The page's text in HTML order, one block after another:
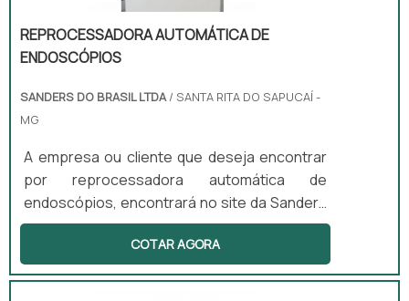
REPROCESSADORA AUTOMÁTICA DE
ENDOSCÓPIOS
SANDERS DO BRASIL LTDA/ SANTA RITA DO SAPUCAÍ -
MG
A empresa ou cliente que deseja encontrar
por reprocessadora automática de
endoscópios, encontrará no site da Sanders
do Brasil. Cotando por meio da própria
empresa e descobrindo a melhor referência
em qualidade. É importante lembrar que o
COTAR AGORA